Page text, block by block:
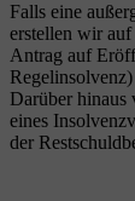
Falls eine
erstellen wir auf
Antrag auf
Darüber hinaus
eines
der